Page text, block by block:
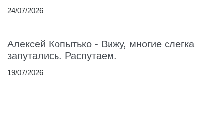
24/07/2026
Алексей Копытько - Вижу, многие слегка
запутались. Распутаем.
19/07/2026